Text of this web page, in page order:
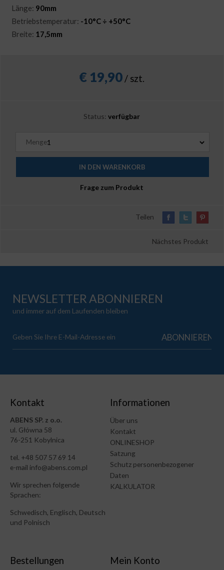
Länge: 90mm
Betriebstemperatur: -10°C ÷ +50°C
Breite: 17,5mm
€ 19,90 / szt.
Status:verfügbar
Menge:
Frage zum Produkt
Teilen
Nächstes Produkt
NEWSLETTER ABONNIEREN
und immer auf dem Laufenden bleiben
Kontakt
ABENS SP. z o.o.
ul. Główna 58
76-251 Kobylnica
tel. +48 507 57 69 14
e-mail info@abens.com.pl
Wir sprechen folgende
Sprachen:
Schwedisch, Englisch, Deutsch
und Polnisch
Informationen
Über uns
Kontakt
ONLINESHOP
Satzung
Schutz personenbezogener
Daten
KALKULATOR
Bestellungen Mein Konto